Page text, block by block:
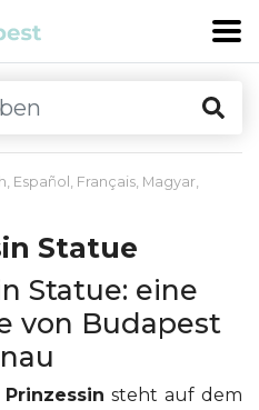
, Español , Français, Magyar,
Statue
Statue: eine
von Budapest
steht auf dem